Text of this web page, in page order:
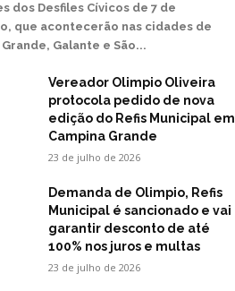
dos Desfiles Cívicos de 7 de
que acontecerão nas cidades de
Galante e São...
Vereador Olimpio Oliveira
protocola pedido de nova
edição do Refis Municipal em
Campina Grande
23 de julho de 2026
Demanda de Olimpio, Refis
Municipal é sancionado e vai
garantir desconto de até
100% nos juros e multas
23 de julho de 2026